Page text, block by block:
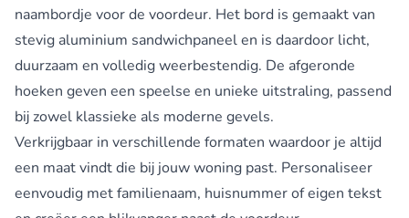
naambordje voor de voordeur. Het bord is gemaakt van
stevig aluminium sandwichpaneel en is daardoor licht,
duurzaam en volledig weerbestendig. De afgeronde
hoeken geven een speelse en unieke uitstraling, passend
bij zowel klassieke als moderne gevels.
Verkrijgbaar in verschillende formaten waardoor je altijd
een maat vindt die bij jouw woning past. Personaliseer
eenvoudig met familienaam, huisnummer of eigen tekst